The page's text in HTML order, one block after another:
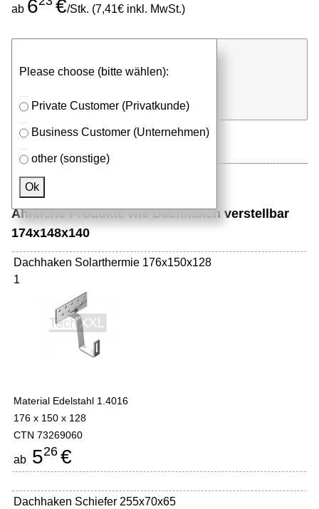
ab 6 €/Stk. (7,41€ inkl. MwSt.)
Please choose (bitte wählen):
Private Customer (Privatkunde)
Business Customer (Unternehmen)
other (sonstige)
Ok
⮮
Stk. in Anfrageliste
Ähnliche Produkte wie Dachhaken verstellbar
174x148x140
Dachhaken Solarthermie 176x150x128
1
Material Edelstahl 1.4016
176 x 150 x 128
CTN 73269060
ab 526 €
Dachhaken Schiefer 255x70x65